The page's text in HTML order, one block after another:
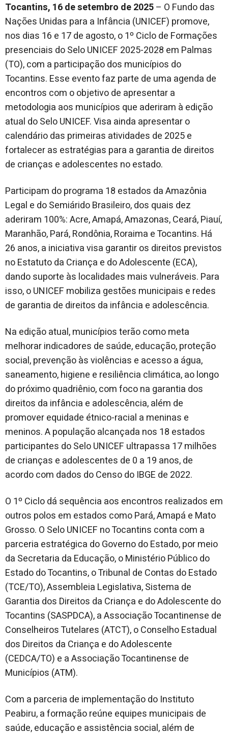
Tocantins, 16 de setembro de 2025– O Fundo das
Nações Unidas para a Infância (UNICEF) promove,
nos dias 16 e 17 de agosto, o 1º Ciclo de Formações
presenciais do Selo UNICEF 2025-2028 em Palmas
(TO), com a participação dos municípios do
Tocantins. Esse evento faz parte de uma agenda de
encontros com o objetivo de apresentar a
metodologia aos municípios que aderiram à edição
atual do Selo UNICEF. Visa ainda apresentar o
calendário das primeiras atividades de 2025 e
fortalecer as estratégias para a garantia de direitos
de crianças e adolescentes no estado.
Participam do programa 18 estados da Amazônia
Legal e do Semiárido Brasileiro, dos quais dez
aderiram 100%: Acre, Amapá, Amazonas, Ceará, Piauí,
Maranhão, Pará, Rondônia, Roraima e Tocantins. Há
26 anos, a iniciativa visa garantir os direitos previstos
no Estatuto da Criança e do Adolescente (ECA),
dando suporte às localidades mais vulneráveis. Para
isso, o UNICEF mobiliza gestões municipais e redes
de garantia de direitos da infância e adolescência.
Na edição atual, municípios terão como meta
melhorar indicadores de saúde, educação, proteção
social, prevenção às violências e acesso a água,
saneamento, higiene e resiliência climática, ao longo
do próximo quadriênio, com foco na garantia dos
direitos da infância e adolescência, além de
promover equidade étnico-racial a meninas e
meninos. A população alcançada nos 18 estados
participantes do Selo UNICEF ultrapassa 17 milhões
de crianças e adolescentes de 0 a 19 anos, de
acordo com dados do Censo do IBGE de 2022.
O 1º Ciclo dá sequência aos encontros realizados em
outros polos em estados como Pará, Amapá e Mato
Grosso. O Selo UNICEF no Tocantins conta com a
parceria estratégica do Governo do Estado, por meio
da Secretaria da Educação, o Ministério Público do
Estado do Tocantins, o Tribunal de Contas do Estado
(TCE/TO), Assembleia Legislativa, Sistema de
Garantia dos Direitos da Criança e do Adolescente do
Tocantins (SASPDCA), a Associação Tocantinense de
Conselheiros Tutelares (ATCT), o Conselho Estadual
dos Direitos da Criança e do Adolescente
(CEDCA/TO) e a Associação Tocantinense de
Municípios (ATM).
Com a parceria de implementação do Instituto
Peabiru, a formação reúne equipes municipais de
saúde, educação e assistência social, além de